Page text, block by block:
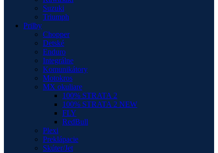
Suzuki
Triumph
Prilby
Chopper
Detské
Enduro
Integrálne
Komunikátory
Motokros
MX okuliare
100% STRATA 2
100% STRATA 2 NEW
FLY
RedBull
Plexi
Preklápacie
Skúter/Jet